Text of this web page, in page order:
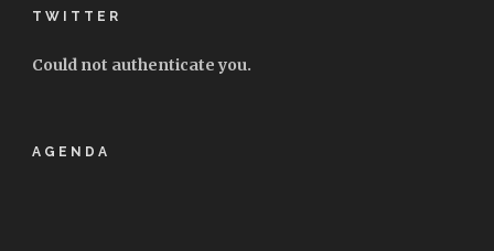
TWITTER
Could not authenticate you.
AGENDA